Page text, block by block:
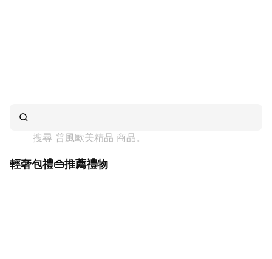
搜尋 普風歐美精品 商品。
輕奢包禮👜推薦禮物